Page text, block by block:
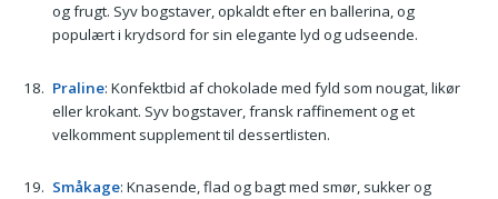
og frugt. Syv bogstaver, opkaldt efter en ballerina, og
populært i krydsord for sin elegante lyd og udseende.
Praline: Konfektbid af chokolade med fyld som nougat, likør
eller krokant. Syv bogstaver, fransk raffinement og et
velkomment supplement til dessertlisten.
Småkage: Knasende, flad og bagt med smør, sukker og